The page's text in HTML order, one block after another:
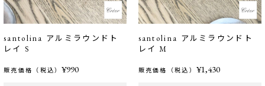
santolina アルミラウンドト
レイ S
販売価格（税込） ¥990
santolina アルミラウンドト
レイ M
販売価格（税込） ¥1,430